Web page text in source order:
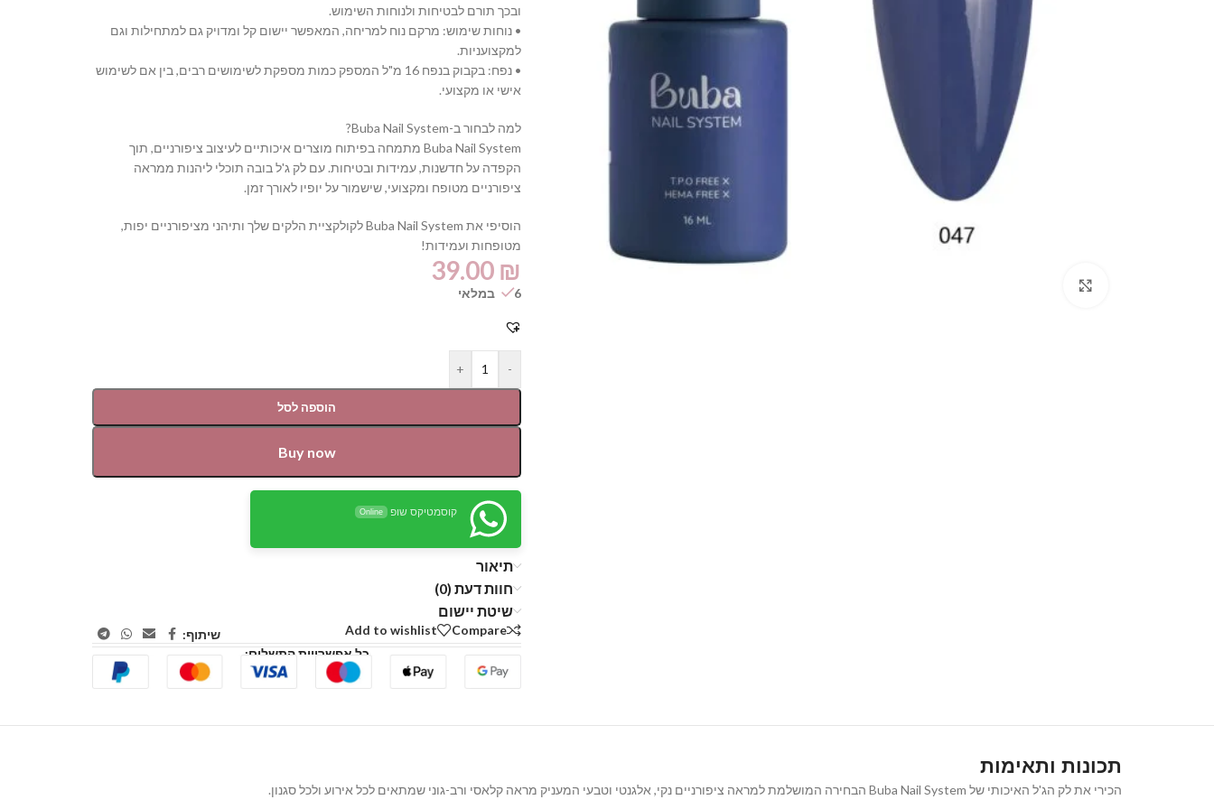
ובכך תורם לבטיחות ולנוחות השימוש.
• נוחות שימוש: מרקם נוח למריחה, המאפשר יישום קל ומדויק גם למתחילות וגם
למקצועניות.
• נפח: בקבוק בנפח 16 מ"ל המספק כמות מספקת לשימושים רבים, בין אם לשימוש
אישי או מקצועי.
למה לבחור ב-Buba Nail System?
Buba Nail System מתמחה בפיתוח מוצרים איכותיים לעיצוב ציפורניים, תוך
הקפדה על חדשנות, עמידות ובטיחות. עם לק ג'ל בובה תוכלי ליהנות ממראה
ציפורניים מטופח ומקצועי, שישמור על יופיו לאורך זמן.
הוסיפי את Buba Nail System לקולקציית הלקים שלך ותיהני מציפורניים יפות,
מטופחות ועמידות!
39.00 ₪
6 במלאי
-
+
הוספה לסל
Buy now
קוסמטיקס שופ Online
תיאור
חוות דעת (0)
שיטת יישום
Compare
Add to wishlist
שיתוף:
כל אפשרויות התשלום:
תכונות ותאימות
הכירי את לק הג'ל האיכותי של Buba Nail System הבחירה המושלמת למראה ציפורניים נקי, אלגנטי וטבעי המעניק מראה קלאסי ורב-גוני שמתאים לכל אירוע ולכל סגנון.